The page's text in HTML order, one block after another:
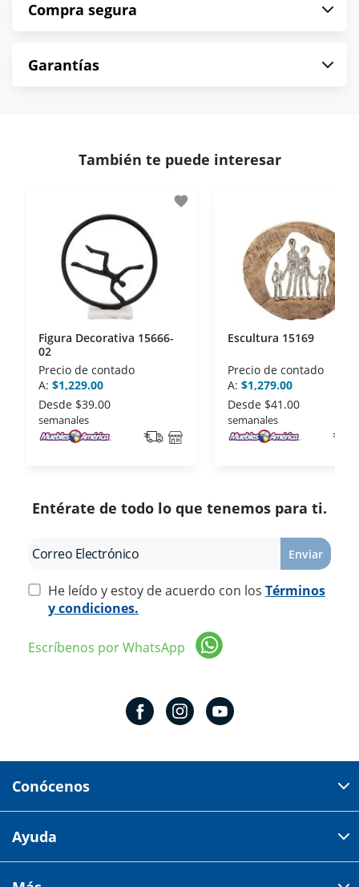
puntualmente. Al finalizar tu compra generas el
*Sujeto a aprobación de crédito conforme a
norma de Muebles América.
Compra segura
compra es segura de principio a fin.
- Certificados de seguridad SSL y Encriptación 3D.
disposiciones legales y Códigos de Ética de la
Asociación Mexicana de Internet (AIMX).
- Nos encontramos en la lista de socios Activos de
la Asociación de Internet.MX.
Garantías
También te puede interesar
favorite
Figura Decorativa 15666-
02
Precio de contado
A: $1,229.00
Desde $39.00
semanales
Escultura 15169
Precio de contado
A: $1,279.00
Desde $41.00
semanales
Entérate de todo lo que tenemos para ti.
Enviar
He leído y estoy de acuerdo con los Términos
y condiciones.
Escríbenos por WhatsApp
Conócenos
Av 18 de marzo # 309. Colonia la Nogalera.
Ayuda